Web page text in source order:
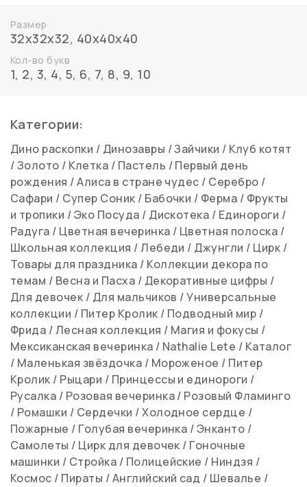
Размер
32х32х32, 40х40х40
Кол-во букв
1, 2, 3, 4, 5, 6, 7, 8, 9, 10
Категории:
Дино раскопки / Динозавры /Зайчики / Клуб котят
/Золото / Клетка / Пастель /Первый день
рождения /Алиса в стране чудес / Серебро /
Сафари / Супер Соник / Бабочки / Ферма / Фрукты
и тропики /Эко Посуда / Дискотека / Единороги /
Радуга / Цветная вечеринка / Цветная полоска /
Школьная коллекция /Лебеди / Джунгли / Цирк /
Товары для праздника / Коллекции декора по
темам / Весна и Пасха / Декоративные цифры /
Для девочек / Для мальчиков /Универсальные
коллекции / Питер Кролик / Подводный мир /
Фрида /Лесная коллекция / Магия и фокусы /
Мексиканская вечеринка / Nathalie Lete / Каталог
/ Маленькая звёздочка / Мороженое / Питер
Кролик / Рыцари / Принцессы и единороги /
Русалка / Розовая вечеринка/ Розовый Фламинго
/ Ромашки / Сердечки /Холодное сердце /
Пожарные / Голубая вечеринка /Энканто /
Самолеты / Цирк для девочек / Гоночные
машинки / Стройка / Полицейские / Ниндзя /
Космос / Пираты /Английский сад / Шевалье /